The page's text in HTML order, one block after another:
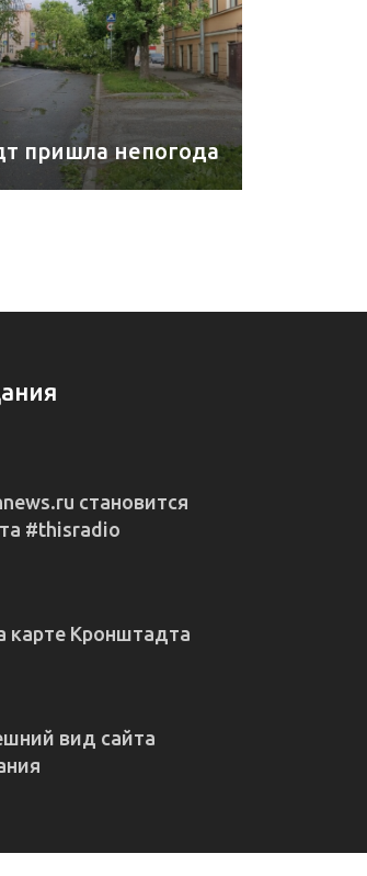
пришла непогода
становится
#thisradio
карте Кронштадта
вид сайта